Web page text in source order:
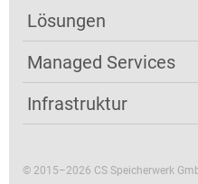
Lösungen
Managed Services
Infrastruktur
© 2015–2026 CS Speicherwerk